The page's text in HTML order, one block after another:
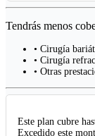
Tendrás menos
• Cirugía
• Cirugía
• Otras
Este plan cubre
Excedido este